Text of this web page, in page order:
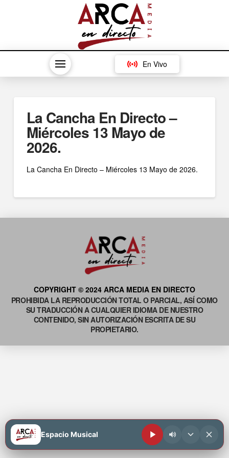
En Vivo
La Cancha En Directo –
Miércoles 13 Mayo de
2026.
La Cancha En Directo – Miércoles 13 Mayo de 2026.
COPYRIGHT © 2024 ARCA MEDIA EN DIRECTO
PROHIBIDA LA REPRODUCCIÓN TOTAL O PARCIAL, ASÍ COMO
SU TRADUCCIÓN A CUALQUIER IDIOMA DE NUESTRO
CONTENIDO, SIN AUTORIZACIÓN ESCRITA DE SU
PROPIETARIO.
Espacio Musical